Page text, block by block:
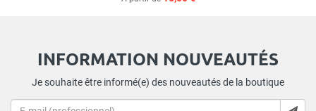
INFORMATION NOUVEAUTÉS
Je souhaite être informé(e) des nouveautés de la boutique